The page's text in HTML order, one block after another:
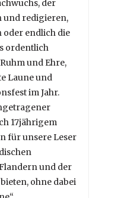
der
und redigieren,
oder endlich die
ordentlich
und Ehre,
Laune und
im Jahr.
17jährigem
für unsere Leser
und der
ohne dabei